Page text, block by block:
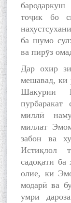
тоҷик бо
ба шумо
ва пирӯз
Дар охир
мешавад, ки
Шакурии
миллӣ
миллат
забон ва
Истиқлол
садоқати ба
олие, ки
модарӣ ва
умри
Муъмин
young
The
poetry
Қаноат
and